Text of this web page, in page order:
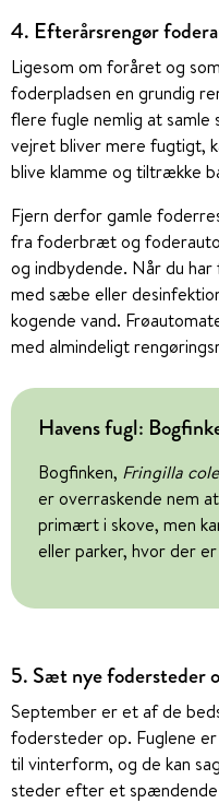
4. Efterårsrengør
Ligesom om foråret og
foderpladsen en grundig
flere fugle nemlig at
vejret bliver mere fugtigt,
blive klamme og tiltrække
Fjern derfor gamle
fra foderbræt og
og indbydende. Når du
med sæbe eller
kogende vand.
med almindeligt
Havens fugl:
Bogfinken, Fringilla
er overraskende nem
primært i skove, men
eller parker, hvor der
5. Sæt nye fodersteder
September er et af de
fodersteder op. Fuglene
til vinterform, og de kan
steder efter et spændende